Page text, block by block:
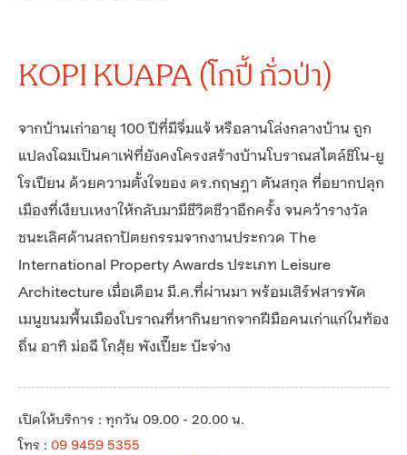
KOPI KUAPA (โกปี้ กั่วป่า)
จากบ้านเก่าอายุ 100 ปีที่มีจิ่มแจ้ หรือลานโล่งกลางบ้าน ถูก
แปลงโฉมเป็นคาเฟ่ที่ยังคงโครงสร้างบ้านโบราณสไตล์ชิโน-ยู
โรเปียน ด้วยความตั้งใจของ ดร.กฤษฎา ตันสกุล ที่อยากปลุก
เมืองที่เงียบเหงาให้กลับมามีชีวิตชีวาอีกครั้ง จนคว้ารางวัล
ชนะเลิศด้านสถาปัตยกรรมจากงานประกวด The
International Property Awards ประเภท Leisure
Architecture เมื่อเดือน มี.ค.ที่ผ่านมา พร้อมเสิร์ฟสารพัด
เมนูขนมพื้นเมืองโบราณที่หากินยากจากฝีมือคนเก่าแก่ในท้อง
ถิ่น อาทิ ม่อฉี โกสุ้ย พังเปี๊ยะ บ๊ะจ่าง
เปิดให้บริการ : ทุกวัน 09.00 - 20.00 น.
โทร : 09 9459 5355